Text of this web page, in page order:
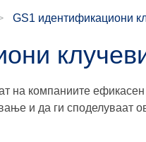
GS1 идентификациони
на компаниите
и да ги споделуваат